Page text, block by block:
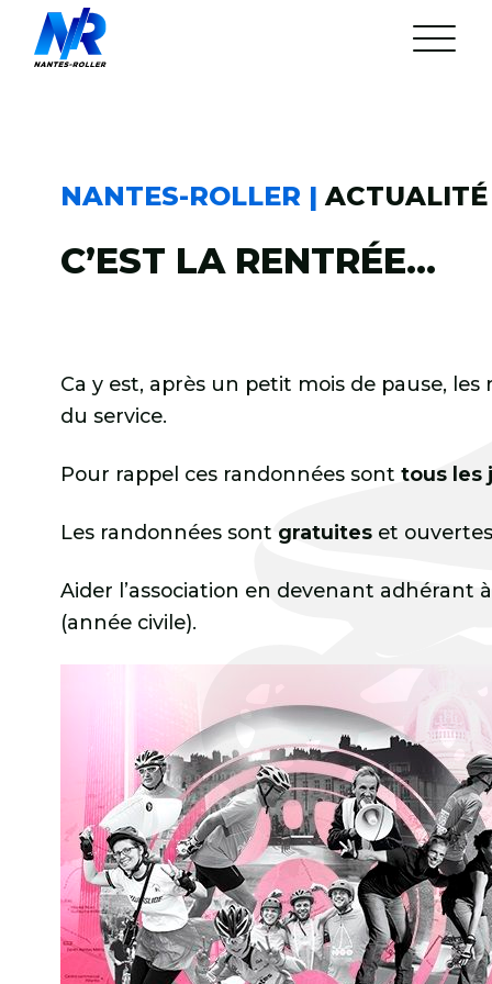
contenu
Réunion mensuelle
Nos Partenaires
La rando du Jeudi
Discord
Agenda
Actualités
C’EST LA RENTRÉE…
NANTES-ROLLER |
Ca y est, après un petit mois de pause,
du service.
Pour rappel ces randonnées sont tous les
Les randonnées sont gratuiteset
Aider l’association en devenant adhérant
(année civile).